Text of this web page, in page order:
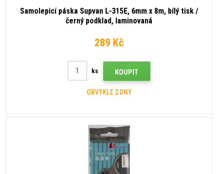
Samolepicí páska Supvan L-315E, 6mm x 8m, bílý tisk /
černý podklad, laminovaná
289 Kč
ks KOUPIT
OBVYKLE 2 DNY